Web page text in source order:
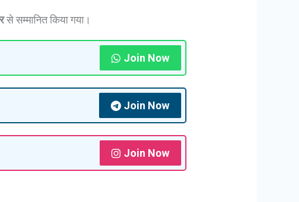
से सम्मानित किया गया।
Join Now
Join Now
Join Now